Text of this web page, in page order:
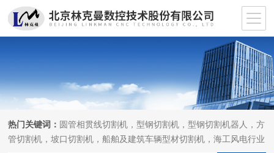
热门关键词： 圆管相贯线切割机，型钢切割机，型钢切割机器人，方
管切割机，坡口切割机，船舶及建筑车辆型材切割机，海工风电行业